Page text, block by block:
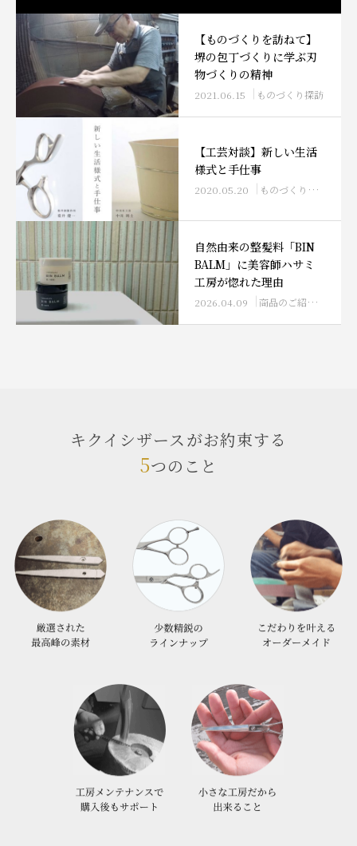
【ものづくりを訪ねて】
堺の包丁づくりに学ぶ刃
物づくりの精神
2021.06.15 ものづくり探訪
【工芸対談】新しい生活
様式と手仕事
2020.05.20 ものづくり探訪
自然由来の整髪料「BIN
BALM」に美容師ハサミ
工房が惚れた理由
2026.04.09 商品のご紹介
キクイシザースがお約束する
5つのこと